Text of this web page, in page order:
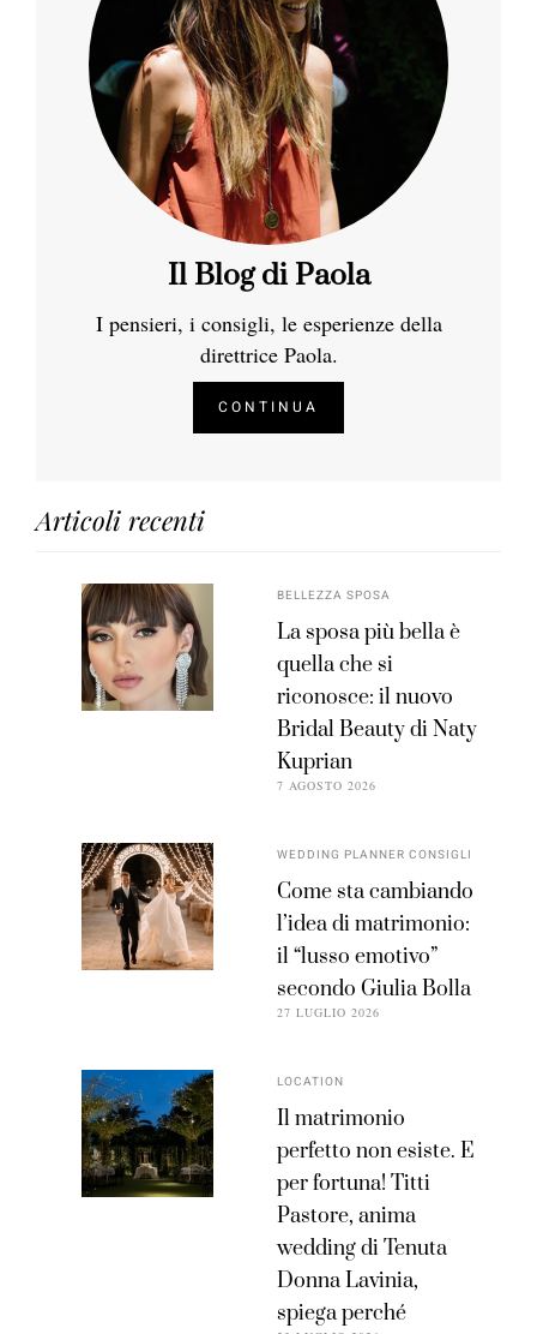
Il Blog di Paola
I pensieri, i consigli, le esperienze della
direttrice Paola.
CONTINUA
Articoli recenti
BELLEZZA SPOSA
La sposa più bella è
quella che si
riconosce: il nuovo
Bridal Beauty di Naty
Kuprian
7 AGOSTO 2026
WEDDING PLANNER CONSIGLI
Come sta cambiando
l’idea di matrimonio:
il “lusso emotivo”
secondo Giulia Bolla
27 LUGLIO 2026
LOCATION
Il matrimonio
perfetto non esiste. E
per fortuna! Titti
Pastore, anima
wedding di Tenuta
Donna Lavinia,
spiega perché